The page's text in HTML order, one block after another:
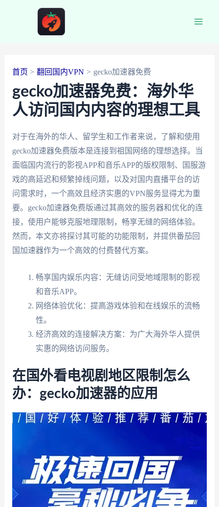
首页 翻回国内VPN gecko加速器免费
gecko加速器免费：海外华
人访问国内内容的理想工具
对于在海外的华人、留学生和工作者来说，了解和使用
gecko加速器免费版本是连接到祖国网络的理想选择。当
面临国内流行的影视APP和音乐APP的版权限制、国服游
戏的高延迟和频繁掉线问题，以及对国内直播平台的访
问需求时，一个高效且经济实惠的VPN服务显得尤为重
要。gecko加速器免费版通过其高效的服务器和优化的连
接，使用户能够克服地理限制，畅享无缝的网络体验。
然而，本文亦将探讨其可能的功能限制，并提供番茄回
国加速器作为一个高效的付费替代方案。
畅享国内娱乐内容：无缝访问受地域限制的影视
和音乐APP。
网络体验优化：提高游戏体验和在线娱乐的流畅
性。
经济高效的连接解决方案：为广大海外华人提供
实惠的网络访问服务。
在国外看电视剧地区限制怎么
办：gecko加速器的应用